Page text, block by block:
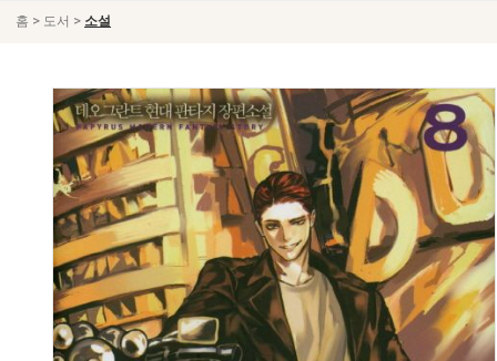
홈 > 도서 > 소설